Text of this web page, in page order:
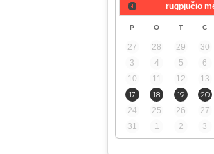
rugpjūčio
P O T C
27 28 29 30
3
4 5 6
10
11 12 13
17
18 19 20
24
25 26 27
31
1 2 3